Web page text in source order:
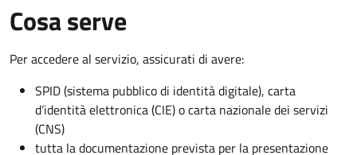
Cosa serve
Per accedere al servizio, assicurati di avere:
SPID (sistema pubblico di identità digitale), carta
d’identità elettronica (CIE) o carta nazionale dei servizi
(CNS)
tutta la documentazione prevista per la presentazione